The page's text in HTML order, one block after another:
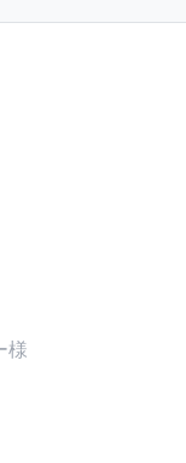
様